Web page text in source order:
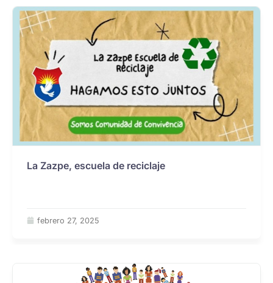
La Zazpe, escuela de reciclaje
febrero 27, 2025